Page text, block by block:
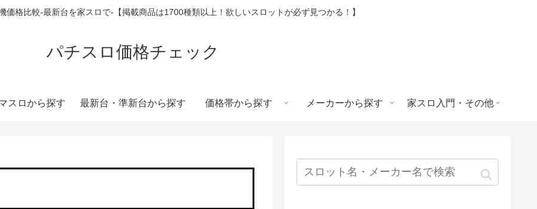
価格比較-最新台を家スロで-【掲載商品は1700種類以上！欲しいスロットが必ず見つかる！】
パチスロ価格チェック
スロから探す 最新台・準新台から探す 価格帯から探す メーカーから探す 家スロ入門・その他